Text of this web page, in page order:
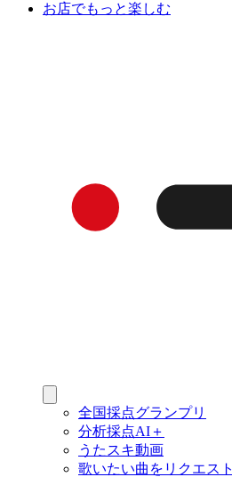
お店でもっと楽しむ
全国採点グランプリ
分析採点AI＋
うたスキ動画
歌いたい曲をリクエスト